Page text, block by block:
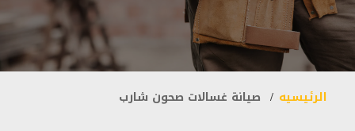
الرئيسيه صيانة غسالات صحون شارب